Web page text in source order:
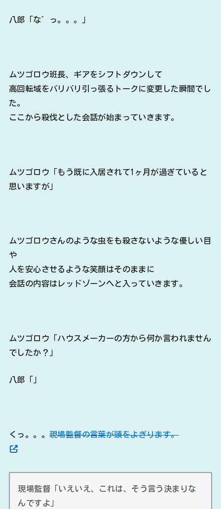
八郎「な゛っ。。。」
ムツゴロウ班長、ギアをシフトダウンして
高回転域をバリバリ引っ張るトークに変更した瞬間でし
た。
ここから殺伐とした会話が始まっていきます。
ムツゴロウ「もう既に入居されて1ヶ月が過ぎていると
思いますが」
ムツゴロウさんのような虫をも殺さないような優しい目
や
人を安心させるような笑顔はそのままに
会話の内容はレッドゾーンへと入っていきます。
ムツゴロウ「ハウスメーカーの方から何か言われません
でしたか？」
八郎「」
くっ。。。 現場監督の言葉が頭をよぎります。
現場監督「いえいえ、これは、そう言う決まりな
んですよ」